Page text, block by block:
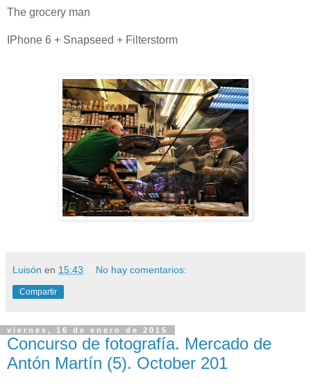
The grocery man
IPhone 6 + Snapseed + Filterstorm
Luisón en 15:43 No hay comentarios:
Compartir
viernes, 16 de enero de 2015
Concurso de fotografía. Mercado de
Antón Martín (5). October 201